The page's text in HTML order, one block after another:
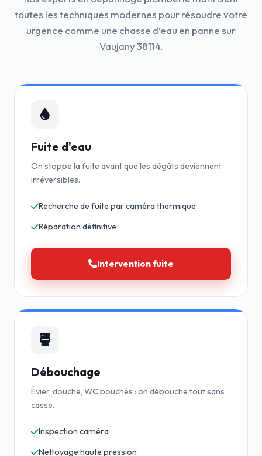
toutes les techniques modernes pour résoudre votre
urgence comme une chasse d’eau en panne sur
Vaujany 38114.
Fuite d'eau
On stoppe la fuite avant que les dégâts deviennent
irréversibles.
Recherche de fuite par caméra thermique
Réparation définitive
Intervention fuite
Débouchage
Évier, douche, WC bouchés : on débouche tout sans
casse.
Inspection caméra
Nettoyage haute pression